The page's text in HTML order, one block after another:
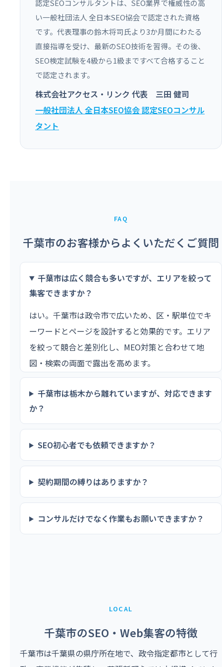
認定SEOコンサルタントは、SEO業界で権威性の高
い一般社団法人 全日本SEO協会で認定された資格
です。代表理事の鈴木将司氏より3か月間にわたる
直接指導を受け、最新のSEO技術を習得。その後、
SEO検定試験を4級から1級まですべて合格すること
で認定されます。
株式会社アクセス・リンク 代表 三田 健司
一般社団法人 全日本SEO協会 認定SEOコンサル
タント
FAQ
千葉市のお客様からよくいただくご質問
千葉市は広く競合も多いですが、エリアを絞って
集客できますか？
はい。千葉市は政令市で広いため、区・駅単位でキ
ーワードとページを設計すると効果的です。エリア
を絞って競合と差別化し、MEO対策と合わせて地
図・検索の両面で露出を高めます。
千葉市は栃木から離れていますが、対応できます
か？
SEO初心者でも依頼できますか？
契約期間の縛りはありますか？
コンサルだけでなく作業もお願いできますか？
LOCAL
千葉市のSEO・Web集客の特徴
千葉市は千葉県の県庁所在地で、政令指定都市として行